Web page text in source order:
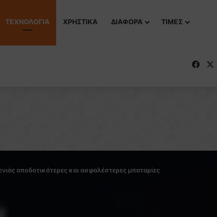
ΤΕΧΝΟΛΟΓΙΑ ΧΡΗΣΤΙΚΑ ΔΙΑΦΟΡΑ ΤΙΜΕΣ
αποδοτικότερες και ασφαλέστερες μπαταρίες